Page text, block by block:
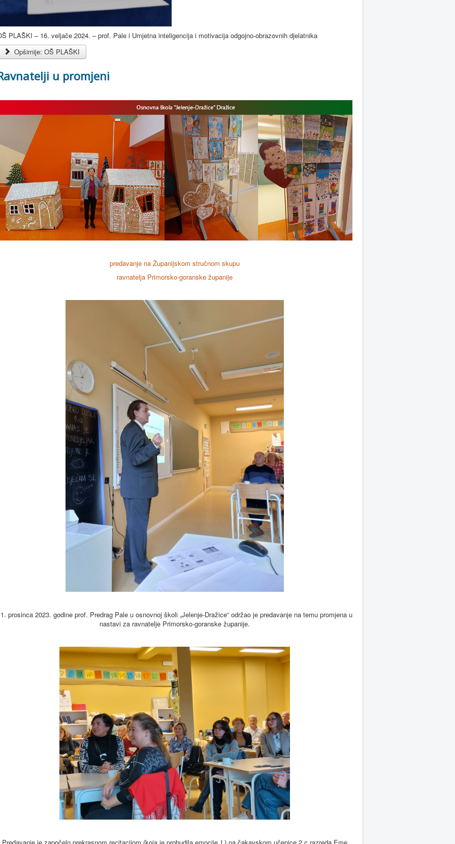
PLAŠKI – 16. veljače 2024. – prof. Pale i Umjetna inteligencija i motivacija odgojno-obrazovnih djelatnika
Opširnije: OŠ PLAŠKI
u promjeni
predavanje na Županijskom stručnom skupu
ravnatelja Primorsko-goranske županije
prosinca 2023. godine prof. Predrag Pale u osnovnoj školi „Jelenje-Dražice“ održao je predavanje na temu promjena u
nastavi za ravnatelje Primorsko-goranske županije.